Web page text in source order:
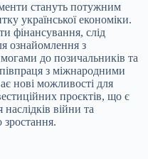
стануть потужним
української економіки.
фінансування, слід
ознайомлення з
до позичальників та
з міжнародними
нові можливості для
проєктів, що є
війни та
зростання.